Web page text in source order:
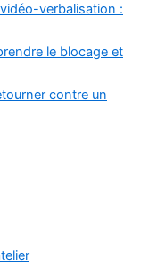
verbalisation :
le blocage et
contre un